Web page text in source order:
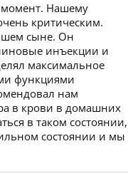
момент. Нашему
критическим.
сыне. Он
инъекции и
максимальное
функциями
нам
в крови в домашних
в таком состоянии,
состоянии и мы